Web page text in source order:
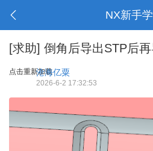
NX新手
[求助] 倒角后导出STP后
点击重新加载沧海亿粟
2026-6-2 17:32:53